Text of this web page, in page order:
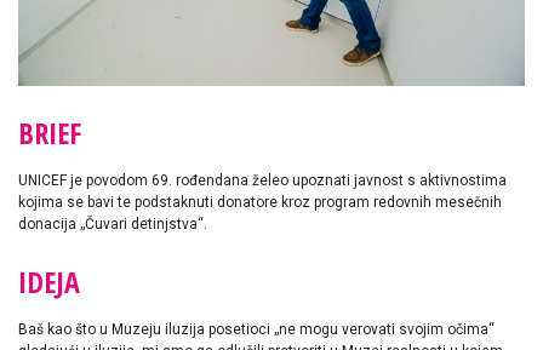
BRIEF
UNICEF je povodom 69. rođendana želeo upoznati javnost s aktivnostima
kojima se bavi te podstaknuti donatore kroz program redovnih mesečnih
donacija „Čuvari detinjstva“.
IDEJA
Baš kao što u Muzeju iluzija posetioci „ne mogu verovati svojim očima“